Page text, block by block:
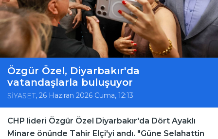
Özgür Özel, Diyarbakır'da
vatandaşlarla buluşuyor
SİYASET, 26 Haziran 2026 Cuma, 12:13
CHP lideri Özgür Özel Diyarbakır'da Dört Ayaklı
Minare önünde Tahir Elçi'yi andı. "Güne Selahattin